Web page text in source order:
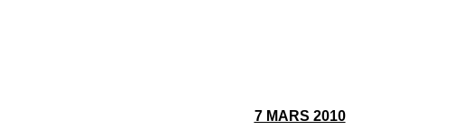
7 MARS 2010